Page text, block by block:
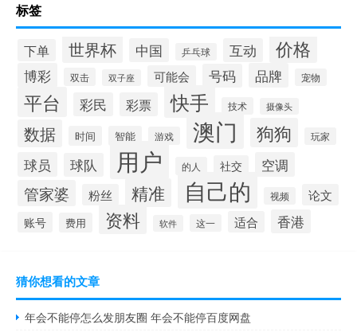
标签
下单 世界杯 中国 乒乓球 互动 价格
博彩 双击 双子座 可能会 号码 品牌 宠物
平台 彩民 彩票 快手 技术 摄像头
数据 时间 智能 游戏 澳门 狗狗 玩家
球员 球队 用户 的人 社交 空调
管家婆 粉丝 精准 自己的 视频 论文
账号 费用 资料 软件 这一 适合 香港
猜你想看的文章
年会不能停怎么发朋友圈 年会不能停百度网盘